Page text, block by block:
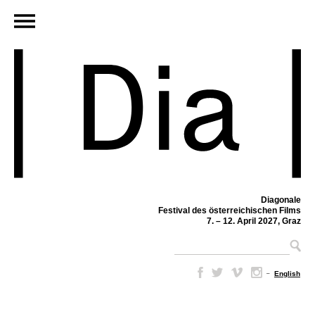
Diagonale
Festival des österreichischen Films
7. – 12. April 2027, Graz
– English